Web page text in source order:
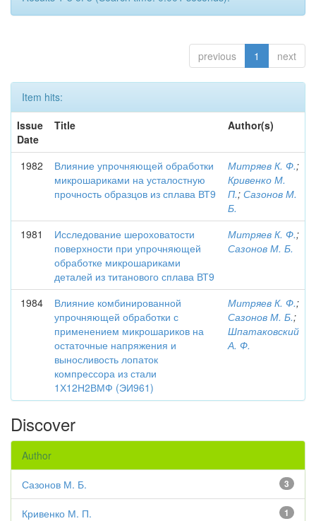
previous 1 next
Item hits:
Issue
Date
Title Author(s)
1982
Влияние упрочняющей обработки
микрошариками на усталостную
прочность образцов из сплава ВТ9
Митряев К. Ф.;
Кривенко М.
П.; Сазонов М.
Б.
1981
Исследование шероховатости
поверхности при упрочняющей
обработке микрошариками
деталей из титанового сплава ВТ9
Митряев К. Ф.;
Сазонов М. Б.
1984
Влияние комбинированной
упрочняющей обработки с
применением микрошариков на
остаточные напряжения и
выносливость лопаток
компрессора из стали
1Х12Н2ВМФ (ЭИ961)
Митряев К. Ф.;
Сазонов М. Б.;
Шпатаковский
А. Ф.
Discover
Author
3
Сазонов М. Б.
1
Кривенко М. П.